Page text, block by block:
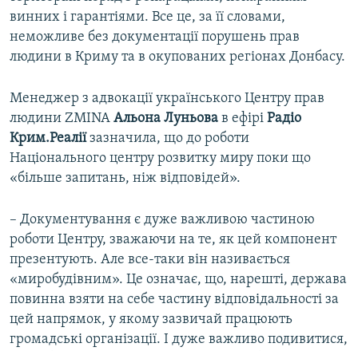
винних і гарантіями. Все це, за її словами,
неможливе без документації порушень прав
людини в Криму та в окупованих регіонах Донбасу.
Менеджер з адвокації українського Центру прав
людини ZMINA Альона Луньова в ефірі Радіо
Крим.Реаліїзазначила, що до роботи
Національного центру розвитку миру поки що
«більше запитань, ніж відповідей».
– Документування є дуже важливою частиною
роботи Центру, зважаючи на те, як цей компонент
презентують. Але все-таки він називається
«миробудівним». Це означає, що, нарешті, держава
повинна взяти на себе частину відповідальності за
цей напрямок, у якому зазвичай працюють
громадські організації. І дуже важливо подивитися,